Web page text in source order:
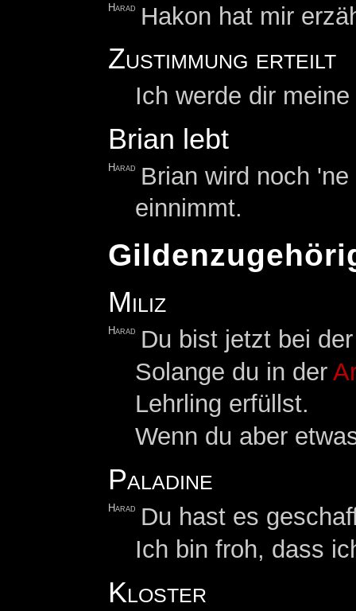
Harad Hakon hat mir
Zustimmung erteilt
Ich werde dir
Brian lebt
Harad
Brian wird noch
einnimmt.
Miliz
Harad
Du bist jetzt bei
Solange du in der
Lehrling erfüllst.
Wenn du aber
Paladine
Harad
Du hast es
Ich bin froh, dass
Kloster